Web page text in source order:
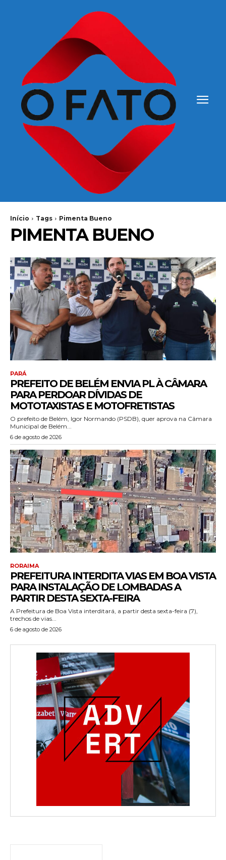
Início Tags Pimenta Bueno
PIMENTA BUENO
PARÁ
PREFEITO DE BELÉM ENVIA PL À CÂMARA
PARA PERDOAR DÍVIDAS DE
MOTOTAXISTAS E MOTOFRETISTAS
O prefeito de Belém, Igor Normando (PSDB), quer aprova na Câmara
Municipal de Belém...
6 de agosto de 2026
RORAIMA
PREFEITURA INTERDITA VIAS EM BOA VISTA
PARA INSTALAÇÃO DE LOMBADAS A
PARTIR DESTA SEXTA-FEIRA
A Prefeitura de Boa Vista interditará, a partir desta sexta-feira (7),
trechos de vias...
6 de agosto de 2026